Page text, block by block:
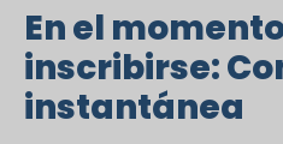
En el
inscribirse:
instantánea